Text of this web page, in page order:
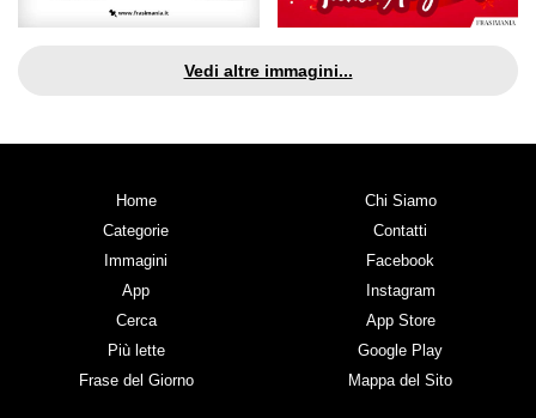
Vedi altre immagini...
Home
Categorie
Immagini
App
Cerca
Più lette
Frase del Giorno
Chi Siamo
Contatti
Facebook
Instagram
App Store
Google Play
Mappa del Sito